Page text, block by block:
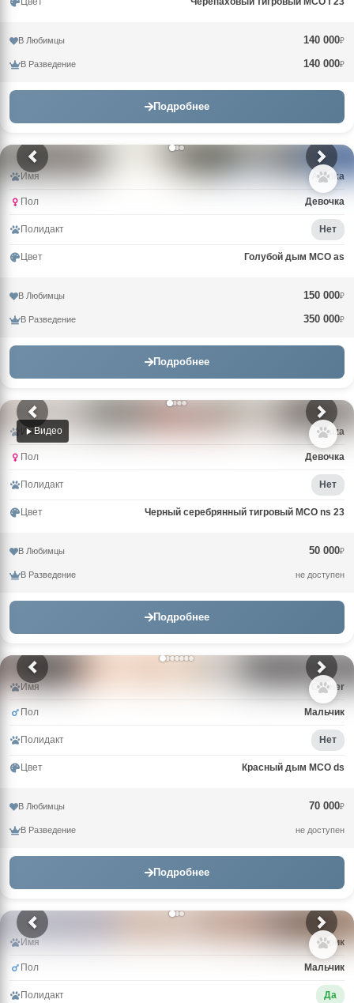
В Любимцы 140 000₽
В Разведение 140 000₽
Подробнее
Имя Arktika
Пол Девочка
Полидакт Нет
Цвет Голубой дым MCO as
В Любимцы 150 000₽
В Разведение 350 000₽
Подробнее
Видео
Имя Laiza
Пол Девочка
Полидакт Нет
Цвет Черный серебрянный тигровый MCO ns 23
В Любимцы 50 000₽
В Разведение не доступен
Подробнее
Имя Conner
Пол Мальчик
Полидакт Нет
Цвет Красный дым MCO ds
В Любимцы 70 000₽
В Разведение не доступен
Подробнее
Имя Зорик
Пол Мальчик
Полидакт Да